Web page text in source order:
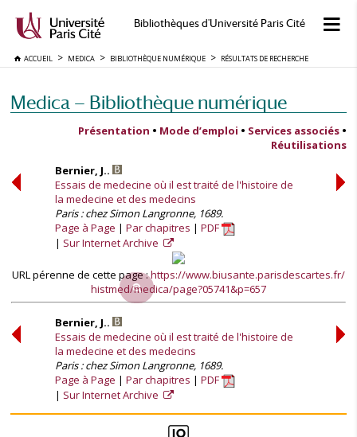
Bibliothèques d'Université Paris Cité
ACCUEIL MEDICA BIBLIOTHÈQUE NUMÉRIQUE RÉSULTATS DE RECHERCHE
Medica — Bibliothèque numérique
Présentation • Mode d’emploi • Services associés •
Réutilisations
Bernier, J..
Essais de medecine où il est traité de l'histoire de
la medecine et des medecins
Paris : chez Simon Langronne, 1689.
Page à Page
Par chapitres
PDF
Sur Internet Archive
URL pérenne de cette page :https://www.biusante.parisdescartes.fr/
histmed/medica/page?05741&p=657
Bernier, J..
Essais de medecine où il est traité de l'histoire de
la medecine et des medecins
Paris : chez Simon Langronne, 1689.
Page à Page
Par chapitres
PDF
Sur Internet Archive